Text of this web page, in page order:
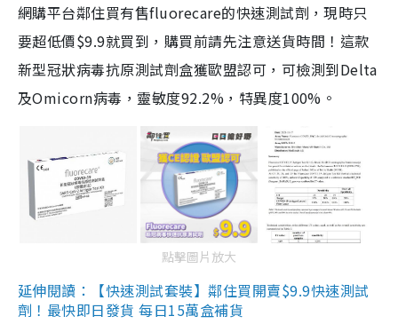
網購平台鄰住買有售fluorecare的快速測試劑，現時只
要超低價$9.9就買到，購買前請先注意送貨時間！這款
新型冠狀病毒抗原測試劑盒獲歐盟認可，可檢測到Delta
及Omicorn病毒，靈敏度92.2%，特異度100%。
點擊圖片放大
延伸閱讀：【快速測試套裝】鄰住買開賣$9.9快速測試
劑！最快即日發貨 每日15萬盒補貨